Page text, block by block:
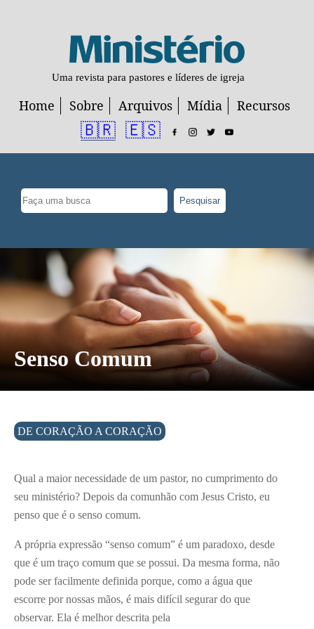
Uma revista para pastores e líderes de igreja
Home Sobre Arquivos Mídia Recursos
🇧🇷 🇪🇸
Pesquisar
Senso Comum
DE CORAÇÃO A CORAÇÃO
Qual a maior necessidade de um pastor, no cumprimento do
seu ministério? Depois da comunhão com Jesus Cristo, eu
penso que é o senso comum.
A própria expressão “senso comum” é um paradoxo, desde
que é um traço comum que se possui. Da mesma forma, não
pode ser facilmente definida porque, como a água que
escorre por nossas mãos, é mais difícil segurar do que
observar. Ela é melhor descrita pela